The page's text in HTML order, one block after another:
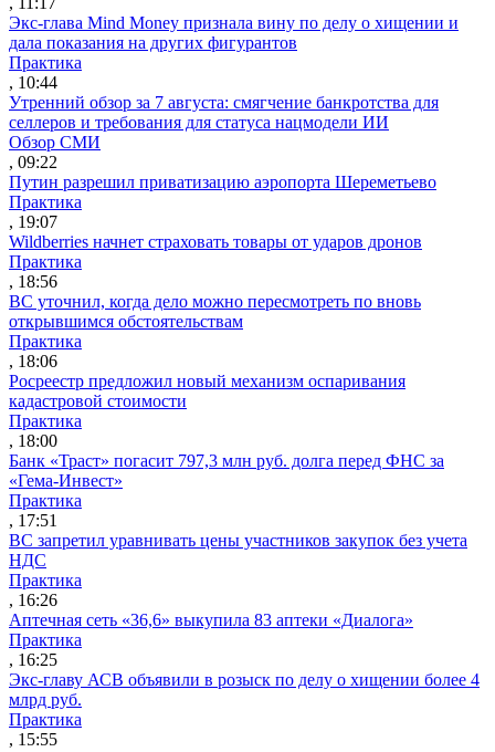
Экс-глава Mind Money признала вину по делу о хищении и
дала показания на других фигурантов
Практика
, 10:44
Утренний обзор за 7 августа: смягчение банкротства для
селлеров и требования для статуса нацмодели ИИ
Обзор СМИ
, 09:22
Путин разрешил приватизацию аэропорта Шереметьево
Практика
, 19:07
Wildberries начнет страховать товары от ударов дронов
Практика
, 18:56
ВС уточнил, когда дело можно пересмотреть по вновь
открывшимся обстоятельствам
Практика
, 18:06
Росреестр предложил новый механизм оспаривания
кадастровой стоимости
Практика
, 18:00
Банк «Траст» погасит 797,3 млн руб. долга перед ФНС за
«Гема-Инвест»
Практика
, 17:51
ВС запретил уравнивать цены участников закупок без учета
НДС
Практика
, 16:26
Аптечная сеть «36,6» выкупила 83 аптеки «Диалога»
Практика
, 16:25
Экс-главу АСВ объявили в розыск по делу о хищении более 4
млрд руб.
Практика
, 15:55